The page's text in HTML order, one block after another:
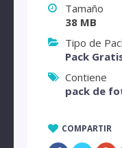
Tamaño
38 MB
Tipo de
Pack
Contiene
pack de
COMPARTIR